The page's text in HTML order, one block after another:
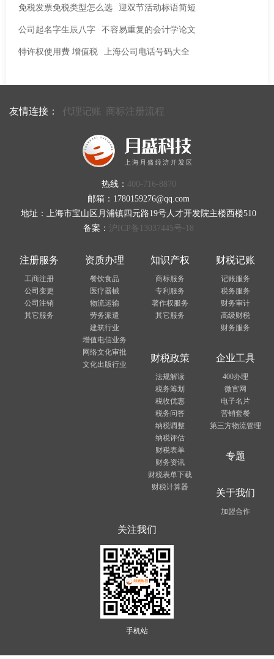
免税发票免税类型怎么选 迎双节活动标语简短
公司起名字生辰八字 不容易重复的会计学论文
特许权使用费 增值税 上海公司电话号码大全
友情连接： 代理记账 商标注册流程
热线： 400-716-8870
邮箱：1780159276@qq.com
地址：上海市宝山区月浦镇四元路19号人才开发院主楼西楼510
备案： 沪ICP备13037445号-18
注册服务
工商注册
公司变更
公司注销
其它服务
资质办理
餐饮食品
医疗器械
物流运输
劳务派遣
建筑行业
增值电信业务
网络文化审批
文化出版行业
知识产权
商标服务
专利服务
著作权服务
其它服务
财税记账
记账服务
税务服务
财务审计
高级财税
财务服务
财税政策
法规解读
税务筹划
税收优惠
税务问答
纳税调整
纳税评估
财税表单
财务资讯
财税表单下载
财税计算器
企业工具
400办理
微官网
电子名片
营销套餐
第三方物流管理
专题
关于我们
加盟合作
关注我们
手机站